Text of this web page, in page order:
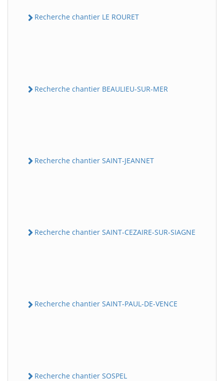
Recherche chantier LE ROURET
Recherche chantier BEAULIEU-SUR-MER
Recherche chantier SAINT-JEANNET
Recherche chantier SAINT-CEZAIRE-SUR-SIAGNE
Recherche chantier SAINT-PAUL-DE-VENCE
Recherche chantier SOSPEL